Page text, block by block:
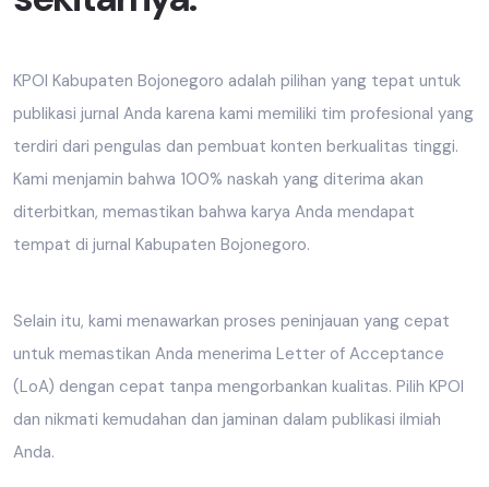
KPOI Kabupaten Bojonegoro adalah pilihan yang tepat untuk
publikasi jurnal Anda karena kami memiliki tim profesional yang
terdiri dari pengulas dan pembuat konten berkualitas tinggi.
Kami menjamin bahwa 100% naskah yang diterima akan
diterbitkan, memastikan bahwa karya Anda mendapat
tempat di jurnal Kabupaten Bojonegoro.
Selain itu, kami menawarkan proses peninjauan yang cepat
untuk memastikan Anda menerima Letter of Acceptance
(LoA) dengan cepat tanpa mengorbankan kualitas. Pilih KPOI
dan nikmati kemudahan dan jaminan dalam publikasi ilmiah
Anda.